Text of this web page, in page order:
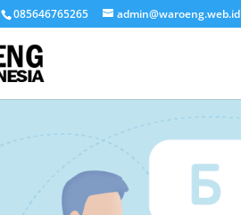
085646765265 admin@waroeng.web.id